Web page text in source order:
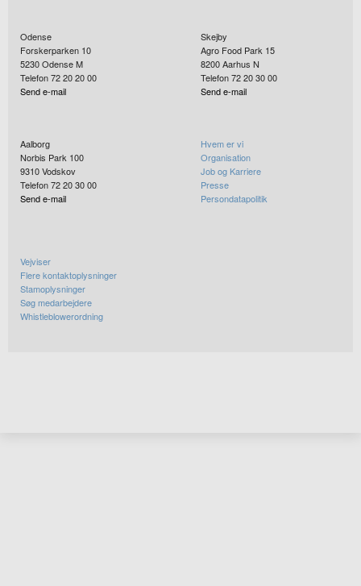
Odense
Forskerparken 10
5230Odense M
Telefon 72 20 20 00
Send e-mail
Skejby
Agro Food Park 15
8200Aarhus N
Telefon 72 20 30 00
Send e-mail
Aalborg
Norbis Park 100
9310Vodskov
Telefon 72 20 30 00
Send e-mail
Hvem er vi
Organisation
Job og Karriere
Presse
Persondatapolitik
Vejviser
Flere kontaktoplysninger
Stamoplysninger
Søg medarbejdere
Whistleblowerordning